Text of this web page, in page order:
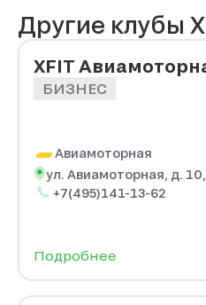
Другие клубы
XFIT
БИЗНЕС
Авиамоторная
ул. Авиамоторная, д.
+7(495)141-13-62
Подробнее